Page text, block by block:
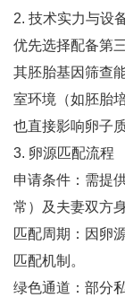
2. ‌技术实力与设
优先选择配备第
其胚胎基因筛查
室环境（如胚胎
也直接影响卵子质
3. ‌卵源匹配流程‌
申请条件‌：需提
常）及夫妻双方
匹配周期‌：因卵
匹配机制‌。
绿色通道‌：部分